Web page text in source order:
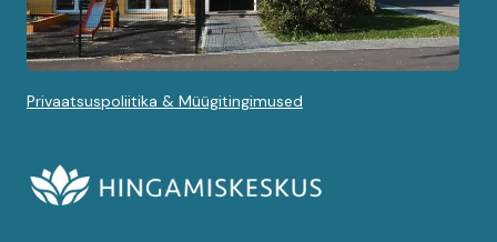
Privaatsuspoliitika & Müügitingimused